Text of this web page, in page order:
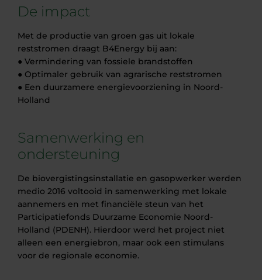
De impact
Met de productie van groen gas uit lokale
reststromen draagt B4Energy bij aan:
● Vermindering van fossiele brandstoffen
● Optimaler gebruik van agrarische reststromen
● Een duurzamere energievoorziening in Noord-
Holland
Samenwerking en
ondersteuning
De biovergistingsinstallatie en gasopwerker werden
medio 2016 voltooid in samenwerking met lokale
aannemers en met financiële steun van het
Participatiefonds Duurzame Economie Noord-
Holland (PDENH). Hierdoor werd het project niet
alleen een energiebron, maar ook een stimulans
voor de regionale economie.